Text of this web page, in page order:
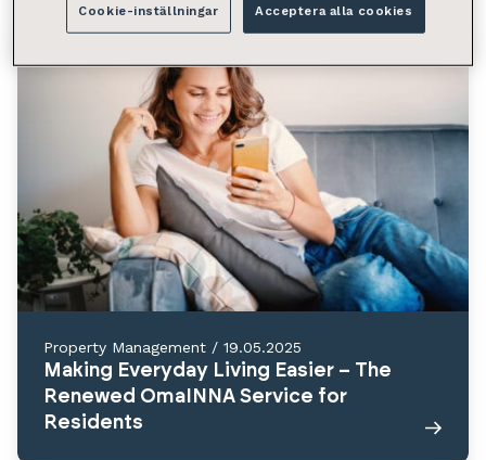
Property Management / 19.05.2025
Making Everyday Living Easier – The
Renewed OmaINNA Service for
Residents
Cookie-inställningar Acceptera alla cookies